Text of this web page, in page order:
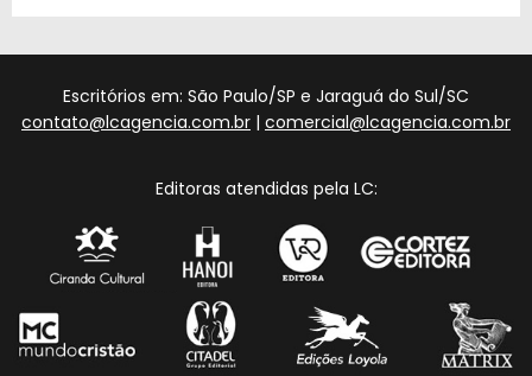
Escritórios em: São Paulo/SP e Jaraguá do Sul/SC
contato@lcagencia.com.br | comercial@lcagencia.com.br
Editoras atendidas pela LC: